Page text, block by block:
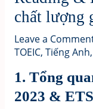
chất lượng
Leave a
TOEIC, Tiếng Anh,
1. Tổng
2023 &